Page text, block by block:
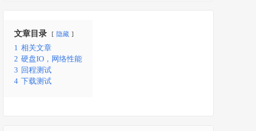
文章目录 隐藏
1 相关文章
2 硬盘IO，网络性能
3 回程测试
4
下载测试